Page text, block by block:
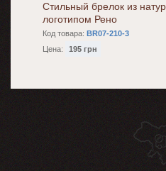
Стильный брелок из
логотипом Рено
Код товара: BR07-210-3
Цена:
195 грн